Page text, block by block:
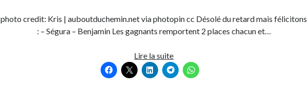
photo credit: Kris | auboutduchemin.net via photopin cc Désolé du retard mais félicitons
: – Ségura – Benjamin Les gagnants remportent 2 places chacun et…
Lire la suite[CONCOURS
IAM
aux